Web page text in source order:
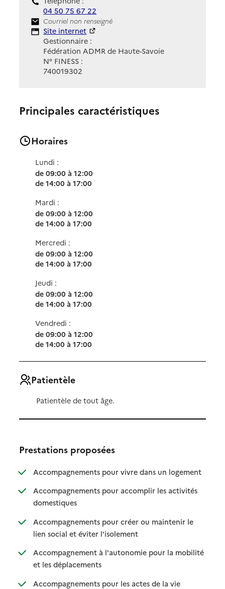
04 50 75 67 22
Contact
Courriel non renseigné
Site Internet
Site internet
Gestionnaire :
Fédération ADMR de Haute-Savoie
N° FINESS :
740019302
Principales caractéristiques
Horaires
Lundi :
de 09:00 à 12:00
de 14:00 à 17:00
Mardi :
de 09:00 à 12:00
de 14:00 à 17:00
Mercredi :
de 09:00 à 12:00
de 14:00 à 17:00
Jeudi :
de 09:00 à 12:00
de 14:00 à 17:00
Vendredi :
de 09:00 à 12:00
de 14:00 à 17:00
Patientèle
Patientèle de tout âge.
Prestations proposées
Accompagnements pour vivre dans un logement
:
: non
Accompagnements pour accomplir les activités
domestiques: disponible
: non disponible
Accompagnements pour créer ou maintenir le
lien social et éviter l'isolement: disponible
: non disponible
Accompagnement à l'autonomie pour la mobilité
et les déplacements: disponible
: non disponible
Accompagnements pour les actes de la vie